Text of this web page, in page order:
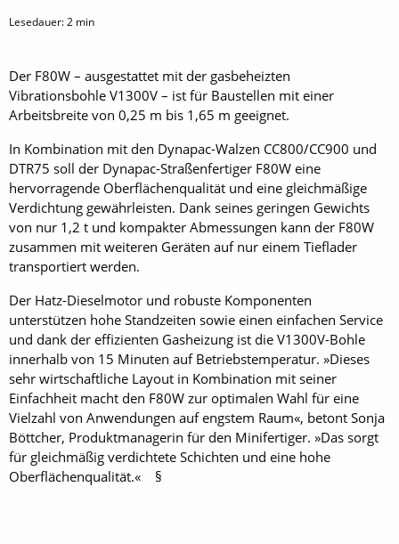
Lesedauer:2 min
Der F80W – ausgestattet mit der gasbeheizten
Vibrationsbohle V1300V – ist für Baustellen mit einer
Arbeitsbreite von 0,25 m bis 1,65 m geeignet.
In Kombination mit den Dynapac-Walzen CC800/CC900 und
DTR75 soll der Dynapac-Straßenfertiger F80W eine
hervorragende Oberflächenqualität und eine gleichmäßige
Verdichtung gewährleisten. Dank seines geringen Gewichts
von nur 1,2 t und kompakter Abmessungen kann der F80W
zusammen mit weiteren Geräten auf nur einem Tieflader
transportiert werden.
Der Hatz-Dieselmotor und robuste Komponenten
unterstützen hohe Standzeiten sowie einen einfachen Service
und dank der effizienten Gasheizung ist die V1300V-Bohle
innerhalb von 15 Minuten auf Betriebstemperatur. »Dieses
sehr wirtschaftliche Layout in Kombination mit seiner
Einfachheit macht den F80W zur optimalen Wahl für eine
Vielzahl von Anwendungen auf engstem Raum«, betont Sonja
Böttcher, Produktmanagerin für den Minifertiger. »Das sorgt
für gleichmäßig verdichtete Schichten und eine hohe
Oberflächenqualität.« §